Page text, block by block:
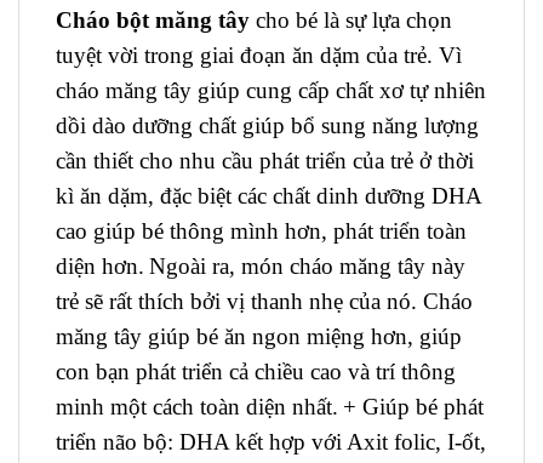
Cháo bột măng tây cho bé là sự lựa chọn
tuyệt vời trong giai đoạn ăn dặm của trẻ. Vì
cháo măng tây giúp cung cấp chất xơ tự nhiên
dồi dào dưỡng chất giúp bổ sung năng lượng
cần thiết cho nhu cầu phát triển của trẻ ở thời
kì ăn dặm, đặc biệt các chất dinh dưỡng DHA
cao giúp bé thông mình hơn, phát triển toàn
diện hơn. Ngoài ra, món cháo măng tây này
trẻ sẽ rất thích bởi vị thanh nhẹ của nó. Cháo
măng tây giúp bé ăn ngon miệng hơn, giúp
con bạn phát triển cả chiều cao và trí thông
minh một cách toàn diện nhất. + Giúp bé phát
triển não bộ: DHA kết hợp với Axit folic, I-ốt,